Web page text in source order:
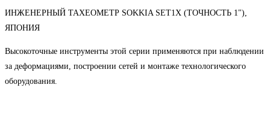
ИНЖЕНЕРНЫЙ ТАХЕОМЕТР SOKKIA SET1X (ТОЧНОСТЬ 1"),
ЯПОНИЯ
Высокоточные инструменты этой серии применяются при наблюдении
за деформациями, построении сетей и монтаже технологического
оборудования.